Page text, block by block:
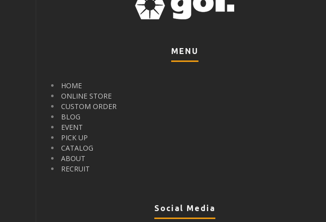
MENU
HOME
ONLINE STORE
CUSTOM ORDER
BLOG
EVENT
PICK UP
CATALOG
ABOUT
RECRUIT
Social Media